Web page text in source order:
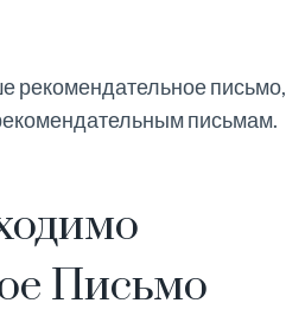
рекомендательное письмо,
письмам.
Письмо